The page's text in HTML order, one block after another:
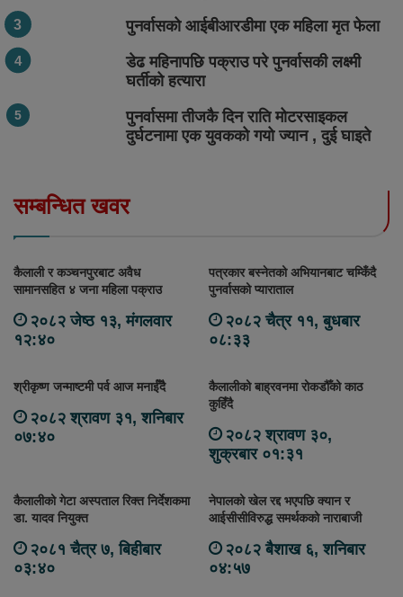
पुनर्वासको आईबीआरडीमा एक महिला मृत फेला
डेढ महिनापछि पक्राउ परे पुनर्वासकी लक्ष्मी
घर्तीको हत्यारा
पुनर्वासमा तीजकै दिन राति मोटरसाइकल
दुर्घटनामा एक युवकको गयो ज्यान , दुई घाइते
सम्बन्धित खवर
कैलाली र कञ्चनपुरबाट अवैध
सामानसहित ४ जना महिला पक्राउ
२०८२ जेष्ठ १३, मंगलवार
१२:४०
पत्रकार बस्नेतको अभियानबाट चम्किँदै
पुनर्वासको प्याराताल
२०८२ चैत्र ११, बुधबार
०८:३३
श्रीकृष्ण जन्माष्टमी पर्व आज मनाईँदै
२०८२ श्रावण ३१, शनिबार
०७:४०
कैलालीको बाह्रवनमा रोकडौँको काठ
कुहिँदै
२०८२ श्रावण ३०,
शुक्रबार ०१:३१
कैलालीको गेटा अस्पताल रिक्त निर्देशकमा
डा. यादव नियुक्त
२०८१ चैत्र ७, बिहीबार
०३:४०
नेपालको खेल रद्द भएपछि क्यान र
आईसीसीविरुद्ध समर्थकको नाराबाजी
२०८२ बैशाख ६, शनिबार
०४:५७